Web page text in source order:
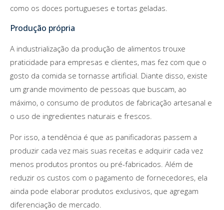
como os doces portugueses e tortas geladas.
Produção própria
A industrialização da produção de alimentos trouxe
praticidade para empresas e clientes, mas fez com que o
gosto da comida se tornasse artificial. Diante disso, existe
um grande movimento de pessoas que buscam, ao
máximo, o consumo de produtos de fabricação artesanal e
o uso de ingredientes naturais e frescos.
Por isso, a tendência é que as panificadoras passem a
produzir cada vez mais suas receitas e adquirir cada vez
menos produtos prontos ou pré-fabricados. Além de
reduzir os custos com o pagamento de fornecedores, ela
ainda pode elaborar produtos exclusivos, que agregam
diferenciação de mercado.